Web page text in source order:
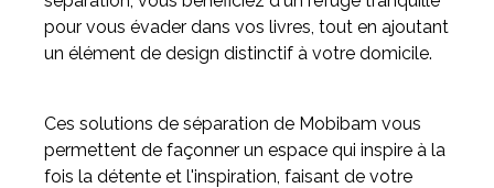
pour vous évader dans vos livres, tout en ajoutant
un élément de design distinctif à votre domicile.
Ces solutions de séparation de Mobibam vous
permettent de façonner un espace qui inspire à la
fois la détente et l'inspiration, faisant de votre